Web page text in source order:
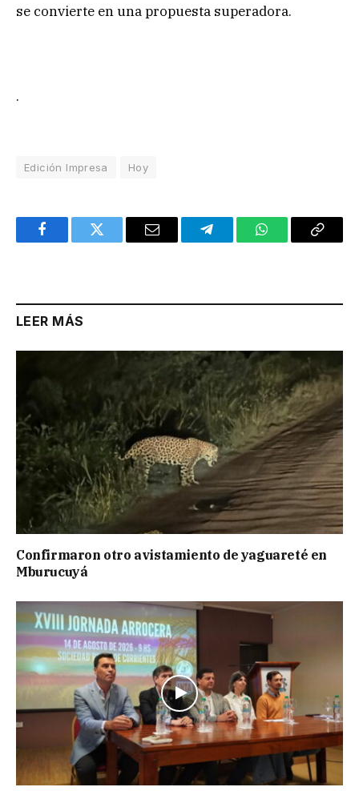
se convierte en una propuesta superadora.
.
Edición Impresa Hoy
FacebookTwitter Email TelegramWhatsAppCopy
LEER MÁS
Confirmaron otro avistamiento de yaguareté en
Mburucuyá